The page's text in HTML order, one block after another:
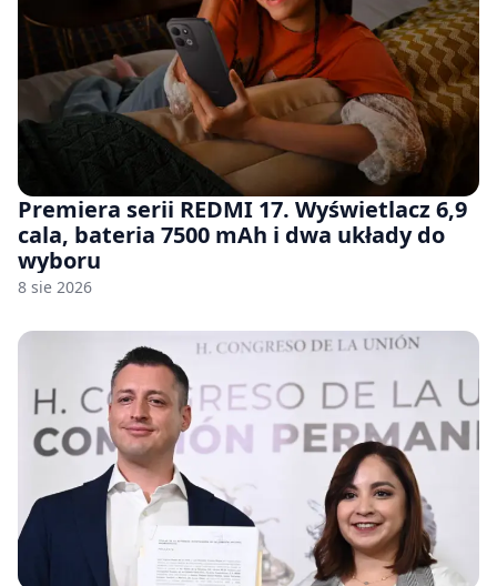
Premiera serii REDMI 17. Wyświetlacz 6,9
cala, bateria 7500 mAh i dwa układy do
wyboru
8 sie 2026